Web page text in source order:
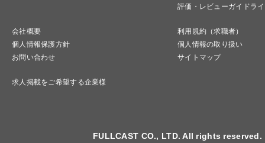
評価・レビューガイドラ
会社概要
利用規約（求職者）
個人情報保護方針
個人情報の取り扱い
お問い合わせ
サイトマップ
求人掲載をご希望する企業様
FULLCAST CO., LTD. All rights reserved.